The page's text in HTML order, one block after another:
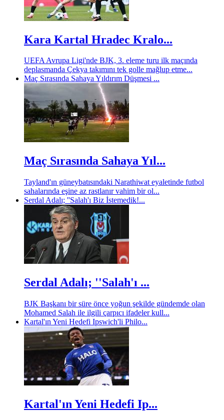
Kara Kartal Hradec Kralo...
UEFA Avrupa Ligi'nde BJK, 3. eleme turu ilk maçında
deplasmanda Çekya takımını tek golle mağlup etme...
Maç Sırasında Sahaya Yıldırım Düşmesi ...
Maç Sırasında Sahaya Yıl...
Tayland'ın güneybatısındaki Narathiwat eyaletinde futbol
sahalarında eşine az rastlanır vahim bir ol...
Serdal Adalı; ''Salah'ı Biz İstemedik!...
Serdal Adalı; ''Salah'ı ...
BJK Başkanı bir süre önce yoğun şekilde gündemde olan
Mohamed Salah ile ilgili çarpıcı ifadeler kull...
Kartal'ın Yeni Hedefi Ipswich'li Philo...
Kartal'ın Yeni Hedefi Ip...